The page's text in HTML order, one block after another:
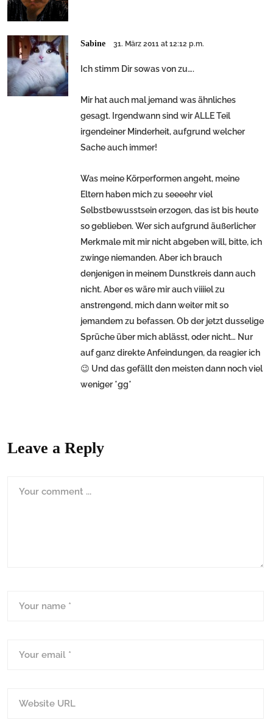
Sabine 31. März 2011 at 12:12 p.m.
Ich stimm Dir sowas von zu….
Mir hat auch mal jemand was ähnliches
gesagt. Irgendwann sind wir ALLE Teil
irgendeiner Minderheit, aufgrund welcher
Sache auch immer!
Was meine Körperformen angeht, meine
Eltern haben mich zu seeeehr viel
Selbstbewusstsein erzogen, das ist bis heute
so geblieben. Wer sich aufgrund äußerlicher
Merkmale mit mir nicht abgeben will, bitte, ich
zwinge niemanden. Aber ich brauch
denjenigen in meinem Dunstkreis dann auch
nicht. Aber es wäre mir auch viiiiel zu
anstrengend, mich dann weiter mit so
jemandem zu befassen. Ob der jetzt dusselige
Sprüche über mich ablässt, oder nicht… Nur
auf ganz direkte Anfeindungen, da reagier ich
😉 Und das gefällt den meisten dann noch viel
weniger *gg*
Leave a Reply